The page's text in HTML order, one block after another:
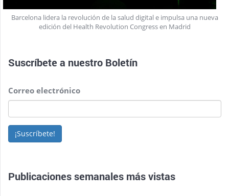
Barcelona lidera la revolución de la salud digital e impulsa una nueva
edición del Health Revolution Congress en Madrid
Suscríbete a nuestro Boletín
Correo electrónico
¡Suscríbete!
Publicaciones semanales más vistas